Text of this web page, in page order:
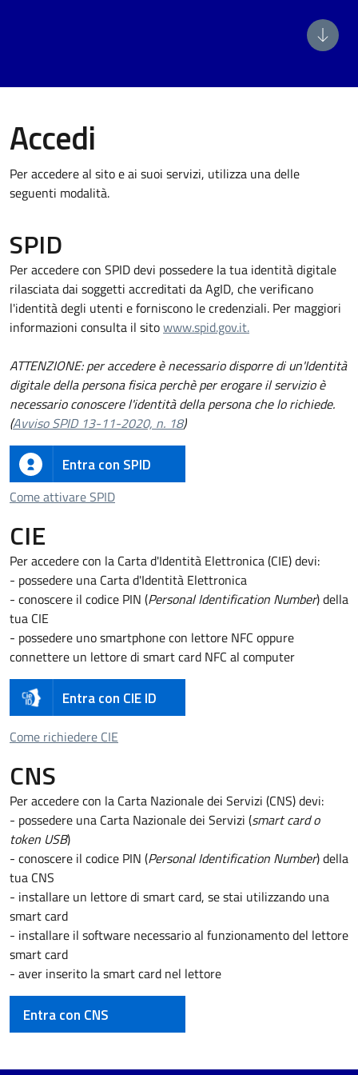
Accedi
Per accedere al sito e ai suoi servizi, utilizza una delle
seguenti modalità.
SPID
Per accedere con SPID devi possedere la tua identità digitale
rilasciata dai soggetti accreditati da AgID, che verificano
l'identità degli utenti e forniscono le credenziali. Per maggiori
informazioni consulta il sitowww.spid.gov.it.
ATTENZIONE: per accedere è necessario disporre di un'Identità
digitale della persona fisica perchè per erogare il servizio è
necessario conoscere l'identità della persona che lo richiede.
(Avviso SPID 13-11-2020, n. 18)
Entra con SPID
Come attivare SPIDCome attivare SPID
CIE
Per accedere con la Carta d'Identità Elettronica (CIE) devi:
- possedere una Carta d'Identità Elettronica
- conoscere il codice PIN (Personal Identification Number) della
tua CIE
- possedere uno smartphone con lettore NFC oppure
connettere un lettore di smart card NFC al computer
Entra con CIE ID
Come richiedere CIE
CNS
Per accedere con la Carta Nazionale dei Servizi (CNS) devi:
- possedere una Carta Nazionale dei Servizi (smart card o
token USB)
- conoscere il codice PIN (Personal Identification Number) della
tua CNS
- installare un lettore di smart card, se stai utilizzando una
smart card
- installare il software necessario al funzionamento del lettore
smart card
- aver inserito la smart card nel lettore
Entra con CNS